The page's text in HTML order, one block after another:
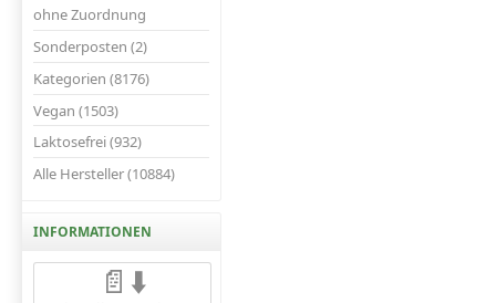
ohne Zuordnung
Sonderposten (2)
Kategorien (8176)
Vegan (1503)
Laktosefrei (932)
Alle Hersteller (10884)
INFORMATIONEN
📄⬇️